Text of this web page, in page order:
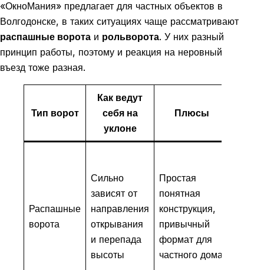
«ОкноМания» предлагает для частных объектов в
Волгодонске, в таких ситуациях чаще рассматривают
распашные ворота и рольворота. У них разный
принцип работы, поэтому и реакция на неровный
въезд тоже разная.
Тип ворот
Как ведут
себя на
уклоне
Плюсы
Распашные
ворота
Сильно
зависят от
направления
открывания
и перепада
высоты
Простая
понятная
конструкция,
привычный
формат для
частного дома